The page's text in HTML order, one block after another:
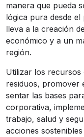
manera que pueda
lógica pura desde
lleva a la creación
económico y a un
región.
Utilizar los recursos
residuos, promover
sentar las bases
corporativa,
trabajo, salud y
acciones